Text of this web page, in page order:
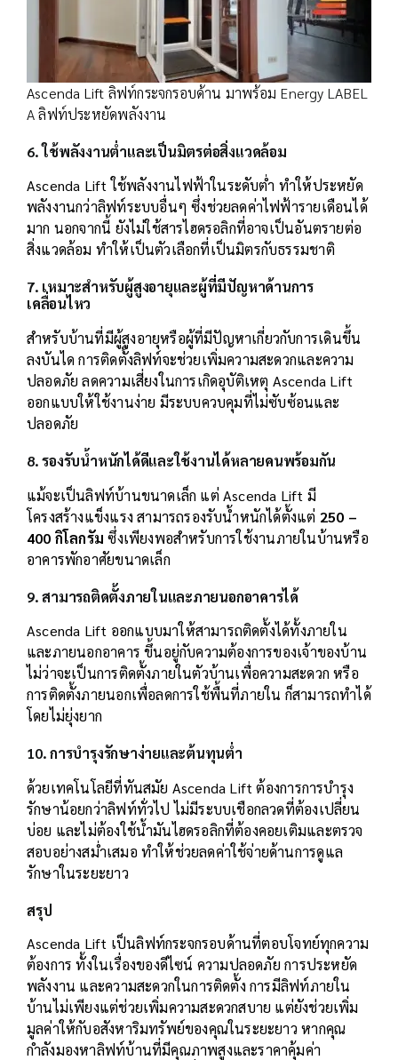
Ascenda Lift ลิฟท์กระจกรอบด้าน มาพร้อม Energy LABEL
Aลิฟท์ประหยัดพลังงาน
6. ใช้พลังงานต่ำและเป็นมิตรต่อสิ่งแวดล้อม
Ascenda Lift ใช้พลังงานไฟฟ้าในระดับต่ำ ทำให้ประหยัด
พลังงานกว่าลิฟท์ระบบอื่นๆ ซึ่งช่วยลดค่าไฟฟ้ารายเดือนได้
มาก นอกจากนี้ ยังไม่ใช้สารไฮดรอลิกที่อาจเป็นอันตรายต่อ
สิ่งแวดล้อม ทำให้เป็นตัวเลือกที่เป็นมิตรกับธรรมชาติ
7. เหมาะสำหรับผู้สูงอายุและผู้ที่มีปัญหาด้านการ
เคลื่อนไหว
สำหรับบ้านที่มีผู้สูงอายุหรือผู้ที่มีปัญหาเกี่ยวกับการเดินขึ้น
ลงบันได การติดตั้งลิฟท์จะช่วยเพิ่มความสะดวกและความ
ปลอดภัย ลดความเสี่ยงในการเกิดอุบัติเหตุ Ascenda Lift
ออกแบบให้ใช้งานง่าย มีระบบควบคุมที่ไม่ซับซ้อนและ
ปลอดภัย
8. รองรับน้ำหนักได้ดีและใช้งานได้หลายคนพร้อมกัน
แม้จะเป็นลิฟท์บ้านขนาดเล็ก แต่ Ascenda Lift มี
โครงสร้างแข็งแรง สามารถรองรับน้ำหนักได้ตั้งแต่ 250 –
400 กิโลกรัม ซึ่งเพียงพอสำหรับการใช้งานภายในบ้านหรือ
อาคารพักอาศัยขนาดเล็ก
9. สามารถติดตั้งภายในและภายนอกอาคารได้
Ascenda Lift ออกแบบมาให้สามารถติดตั้งได้ทั้งภายใน
และภายนอกอาคาร ขึ้นอยู่กับความต้องการของเจ้าของบ้าน
ไม่ว่าจะเป็นการติดตั้งภายในตัวบ้านเพื่อความสะดวก หรือ
การติดตั้งภายนอกเพื่อลดการใช้พื้นที่ภายใน ก็สามารถทำได้
โดยไม่ยุ่งยาก
10. การบำรุงรักษาง่ายและต้นทุนต่ำ
ด้วยเทคโนโลยีที่ทันสมัย Ascenda Lift ต้องการการบำรุง
รักษาน้อยกว่าลิฟท์ทั่วไป ไม่มีระบบเชือกลวดที่ต้องเปลี่ยน
บ่อย และไม่ต้องใช้น้ำมันไฮดรอลิกที่ต้องคอยเติมและตรวจ
สอบอย่างสม่ำเสมอ ทำให้ช่วยลดค่าใช้จ่ายด้านการดูแล
รักษาในระยะยาว
สรุป
Ascenda Lift เป็นลิฟท์กระจกรอบด้านที่ตอบโจทย์ทุกความ
ต้องการ ทั้งในเรื่องของดีไซน์ ความปลอดภัย การประหยัด
พลังงาน และความสะดวกในการติดตั้ง การมีลิฟท์ภายใน
บ้านไม่เพียงแต่ช่วยเพิ่มความสะดวกสบาย แต่ยังช่วยเพิ่ม
มูลค่าให้กับอสังหาริมทรัพย์ของคุณในระยะยาว หากคุณ
กำลังมองหาลิฟท์บ้านที่มีคุณภาพสูงและราคาคุ้มค่า